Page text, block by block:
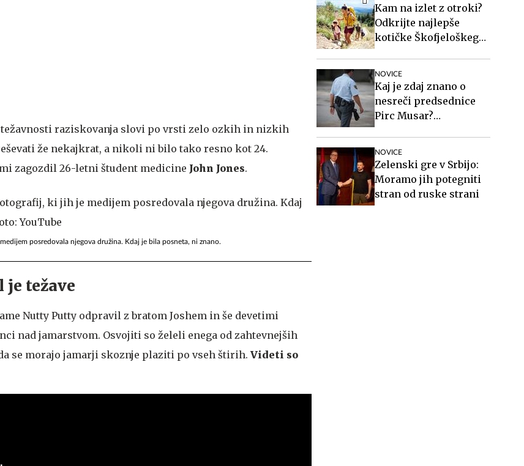
raziskovanja slovi po vrsti zelo ozkih in nizkih
že nekajkrat, a nikoli ni bilo tako resno kot 24.
zagozdil 26-letni študent medicine John Jones.
posredovala njegova družina. Kdaj je bila posneta, ni znano.
je težave
Nutty Putty odpravil z bratom Joshem in še devetimi
nad jamarstvom. Osvojiti so želeli enega od zahtevnejših
se morajo jamarji skoznje plaziti po vseh štirih. Videti so
Kam na izlet z otroki?
Odkrijte najlepše
kotičke Škofjeloškega
NOVICE
Kaj je zdaj znano o
nesreči predsednice
Pirc Musar?
NOVICE
Zelenski gre v Srbijo:
Moramo jih potegniti
stran od ruske strani